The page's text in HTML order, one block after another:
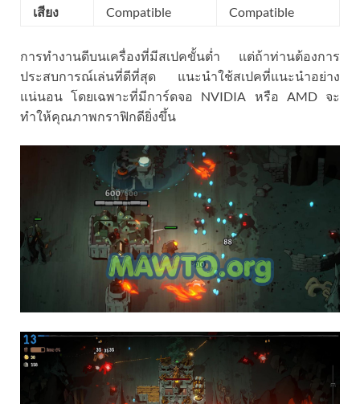
เสียง
Compatible
Compatible
การทำงานดีบนเครื่องที่มีสเปคขั้นต่ำ แต่ถ้าท่านต้องการ
ประสบการณ์เล่นที่ดีที่สุด แนะนำใช้สเปคที่แนะนำอย่าง
แน่นอน โดยเฉพาะที่มีการ์ดจอ NVIDIA หรือ AMD จะ
ทำให้คุณภาพกราฟิกดียิ่งขึ้น